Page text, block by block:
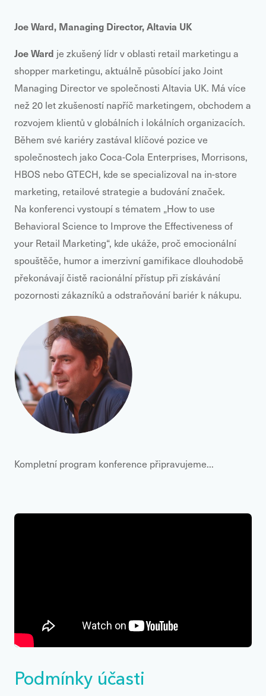
Joe Ward, Managing Director, Altavia UK
Joe Ward je zkušený lídr v oblasti retail marketingu a
shopper marketingu, aktuálně působící jako Joint
Managing Director ve společnosti Altavia UK. Má více
než 20 let zkušeností napříč marketingem, obchodem a
rozvojem klientů v globálních i lokálních organizacích.
Během své kariéry zastával klíčové pozice ve
společnostech jako Coca-Cola Enterprises, Morrisons,
HBOS nebo GTECH, kde se specializoval na in-store
marketing, retailové strategie a budování značek.
Na konferenci vystoupí s tématem „How to use
Behavioral Science to Improve the Effectiveness of
your Retail Marketing“, kde ukáže, proč emocionální
spouštěče, humor a imerzivní gamifikace dlouhodobě
překonávají čistě racionální přístup při získávání
pozornosti zákazníků a odstraňování bariér k nákupu.
Kompletní program konference připravujeme...
Podmínky účasti